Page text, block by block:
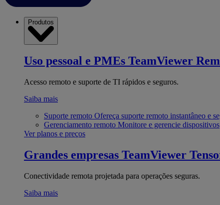
Produtos
Uso pessoal e PMEs TeamViewer
Acesso remoto e suporte de TI rápidos e seguros.
Saiba mais
Suporte remoto Ofereça suporte remoto instantâneo e
Gerenciamento remoto Monitore e gerencie dispositivos
Ver planos e preços
Grandes empresas TeamViewer
Conectividade remota projetada para operações seguras.
Saiba mais